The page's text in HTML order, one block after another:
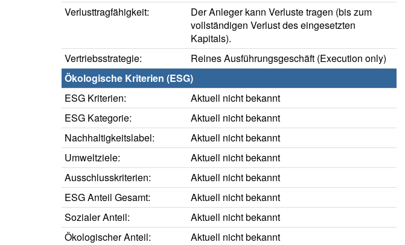
Verlusttragfähigkeit:
Der Anleger kann Verluste tragen (bis zum
vollständigen Verlust des eingesetzten
Kapitals).
Vertriebsstrategie:
Reines Ausführungsgeschäft (Execution only)
Ökologische Kriterien (ESG)
ESG Kriterien:
Aktuell nicht bekannt
ESG Kategorie:
Aktuell nicht bekannt
Nachhaltigkeitslabel:
Aktuell nicht bekannt
Umweltziele:
Aktuell nicht bekannt
Ausschlusskriterien:
Aktuell nicht bekannt
ESG Anteil Gesamt:
Aktuell nicht bekannt
Sozialer Anteil:
Aktuell nicht bekannt
Ökologischer Anteil:
Aktuell nicht bekannt